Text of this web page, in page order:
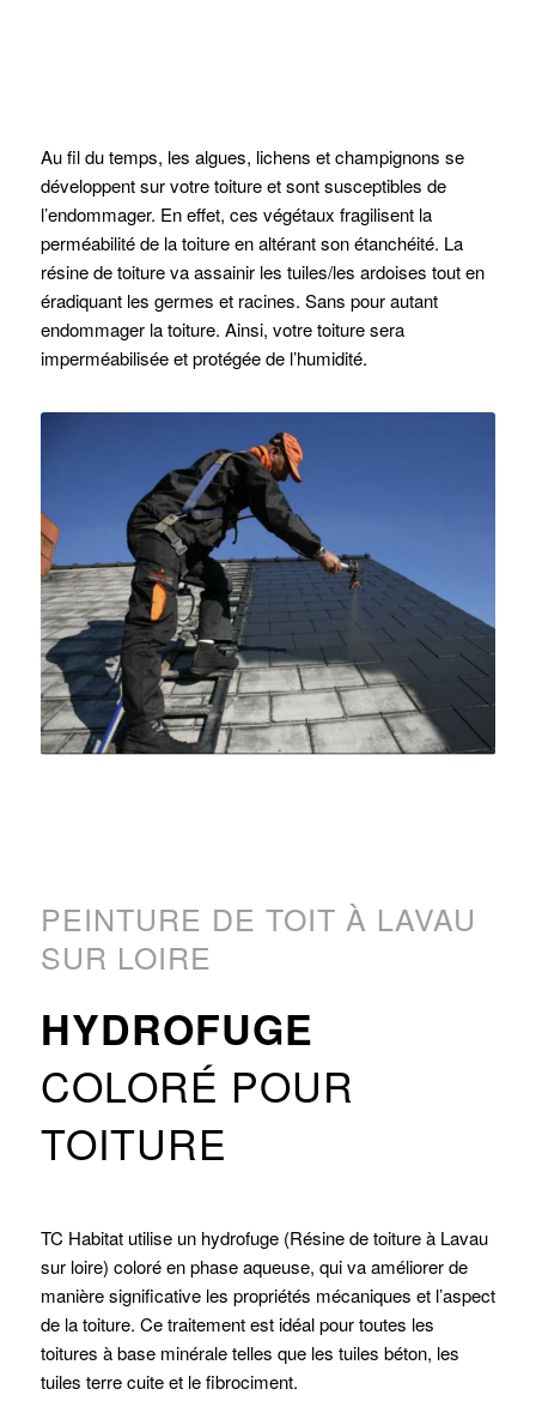
Au fil du temps, les algues, lichens et champignons se
développent sur votre toiture et sont susceptibles de
l’endommager. En effet, ces végétaux fragilisent la
perméabilité de la toiture en altérant son étanchéité. La
résine de toiture va assainir les tuiles/les ardoises tout en
éradiquant les germes et racines. Sans pour autant
endommager la toiture. Ainsi, votre toiture sera
imperméabilisée et protégée de l’humidité.
PEINTURE DE TOIT À LAVAU
SUR LOIRE
HYDROFUGE
COLORÉ POUR
TOITURE
TC Habitat utilise un hydrofuge (Résine de toiture à Lavau
sur loire) coloré en phase aqueuse, qui va améliorer de
manière significative les propriétés mécaniques et l’aspect
de la toiture. Ce traitement est idéal pour toutes les
toitures à base minérale telles que les tuiles béton, les
tuiles terre cuite et le fibrociment.